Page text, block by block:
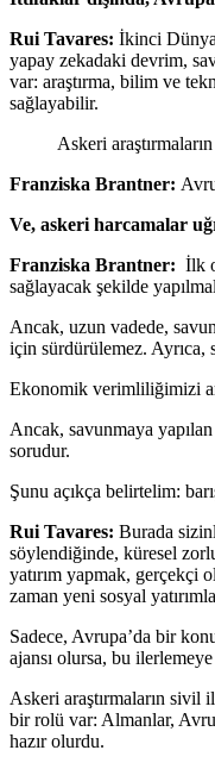
Rui Tavares: İkinci Dünya
yapay zekadaki devrim,
var: araştırma, bilim ve
sağlayabilir.
Askeri
Franziska Brantner:
Ve, askeri harcamalar
Franziska Brantner: İlk
sağlayacak şekilde
Ancak, uzun vadede,
için sürdürülemez. Ayrıca,
Ekonomik verimliliğimizi
Ancak, savunmaya
sorudur.
Şunu açıkça belirtelim:
Rui Tavares: Burada
söylendiğinde, küresel
yatırım yapmak, gerçekçi
zaman yeni sosyal
Sadece, Avrupa’da bir
ajansı olursa, bu
Askeri araştırmaların sivil
bir rolü var: Almanlar,
hazır olurdu.